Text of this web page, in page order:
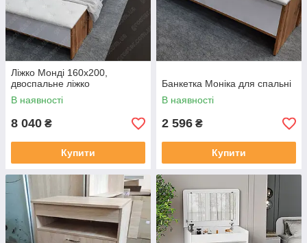
Ліжко Монді 160х200,
двоспальне ліжко
В наявності
8 040 ₴
Купити
Банкетка Моніка для спальні
В наявності
2 596 ₴
Купити